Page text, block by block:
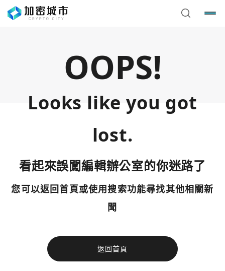
OOPS!
Looks like you got
lost.
看起來誤闖編輯辦公室的你迷路了
您可以返回首頁或使用搜索功能尋找其他相關新
聞
返回首頁
今日熱門
使用以下帳號繼續
您已閒置5分鐘，請點擊關閉按鈕或空白處，即可回到加密
今日熱門